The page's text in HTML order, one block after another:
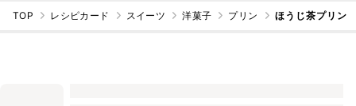
TOP レシピカード スイーツ 洋菓子 プリン ほうじ茶プリン